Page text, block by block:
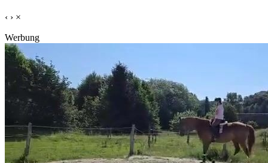
‹ › ×
Werbung